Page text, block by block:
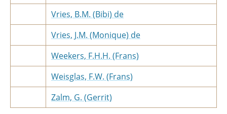
Vries, B.M. (Bibi) de
Vries, J.M. (Monique) de
Weekers, F.H.H. (Frans)
Weisglas, F.W. (Frans)
Zalm, G. (Gerrit)